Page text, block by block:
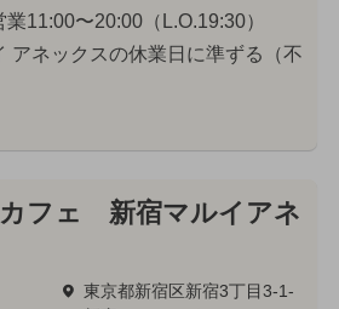
11:00〜20:00（L.O.19:30）
アネックスの休業日に準ずる（不
フェ 新宿マルイアネ
東京都新宿区新宿3丁目3-1-